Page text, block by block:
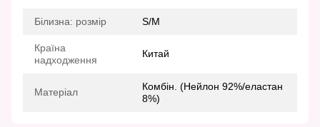
Білизна: розмір S/M
Країна
надходження
Китай
Матеріал
Комбін. (Нейлон 92%/еластан
8%)